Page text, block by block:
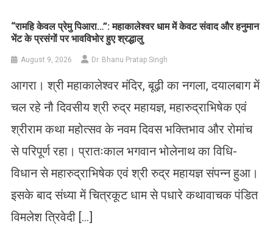
​“रामहि केवल प्रेमु पिआरा…”: महाकालेश्वर धाम में केवट संवाद और हनुमान
भेंट के प्रसंगों पर भावविभोर हुए श्रद्धालु
August 9, 2026 Dr. Bhanu Pratap Singh
आगरा। श्री महाकालेश्वर मंदिर, बूढ़ी का नगला, दयालबाग में
चल रहे नौ दिवसीय श्री रुद्र महायज्ञ, महारुद्राभिषेक एवं
श्रीराम कथा महोत्सव के नवम दिवस भक्तिभाव और रोमांच
से परिपूर्ण रहा। प्रातःकाल भगवान भोलेनाथ का विधि-
विधान से महारुद्राभिषेक एवं श्री रुद्र महायज्ञ संपन्न हुआ।
इसके बाद संध्या में चित्रकूट धाम से पधारे कथावाचक पंडित
विमलेश त्रिवेदी […]